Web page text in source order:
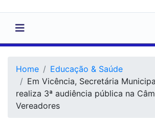
Home
Educação & Saúde
Em Vicência, Secretária
realiza 3ª audiência pública na
Vereadores